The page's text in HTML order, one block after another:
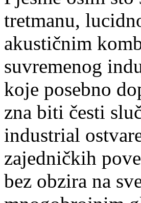
tretmanu,
akustičnim
suvremenog
koje posebno
zna biti česti
industrial
zajedničkih
bez obzira na